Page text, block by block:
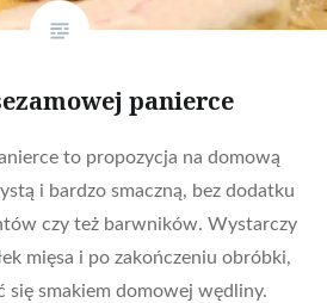
panierce
to propozycja na domową
i bardzo smaczną, bez dodatku
czy też barwników. Wystarczy
mięsa i po zakończeniu obróbki,
się smakiem domowej wędliny.